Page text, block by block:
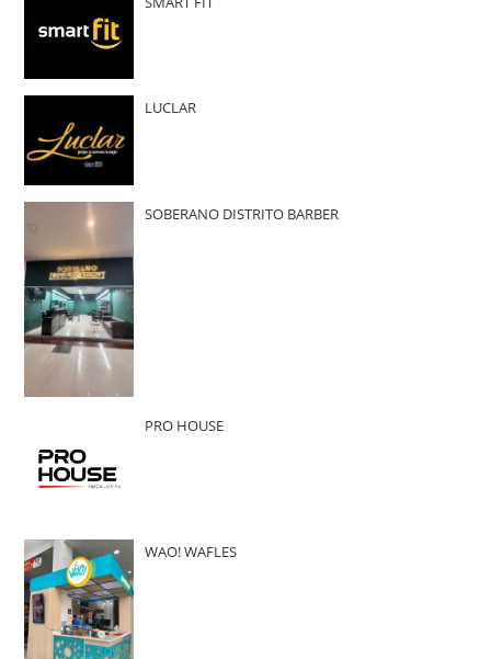
LUCLAR
SOBERANO DISTRITO BARBER
PRO HOUSE
WAO! WAFLES